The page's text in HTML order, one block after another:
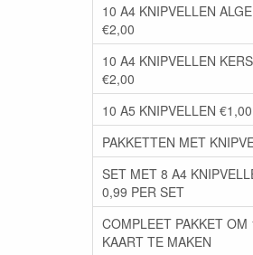
10 A4 KNIPVELLEN
€2,00
10 A4 KNIPVELLEN
€2,00
10 A5 KNIPVELLEN €1,00
PAKKETTEN MET
SET MET 8 A4
0,99 PER SET
COMPLEET PAKKET OM
KAART TE MAKEN